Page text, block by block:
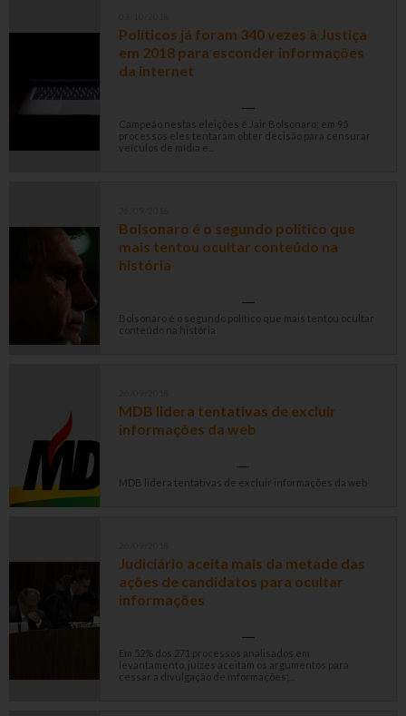
Políticos já foram 340 vezes à Justiça
em 2018 para esconder informações
da internet
Campeão nestas eleições é Jair Bolsonaro; em 95
processos eles tentaram obter decisão para censurar
veículos de mídia e...
Bolsonaro é o segundo político que
mais tentou ocultar conteúdo na
história
Bolsonaro é o segundo político que mais tentou ocultar
conteúdo na história
MDB lidera tentativas de excluir
informações da web
MDB lidera tentativas de excluir informações da web
Judiciário aceita mais da metade das
ações de candidatos para ocultar
informações
Em 52% dos 271 processos analisados em
levantamento, juízes aceitam os argumentos para
cessar a divulgação de informações;...